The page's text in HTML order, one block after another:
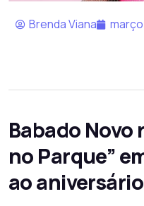
Brenda Viana março
Babado Novo
no Parque”
ao